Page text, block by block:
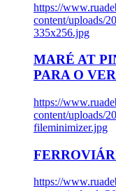
https://
content/uploads/
335x256.jpg
MARÉ AT
PARA O
https://
content/uploads/
fileminimizer.jpg
https://